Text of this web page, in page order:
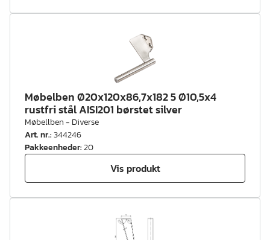
Møbelben Ø20x120x86,7x182 5 Ø10,5x4
rustfri stål AISI201 børstet silver
Møbellben - Diverse
Art. nr.:344246
Pakkeenheder:20
Vis produkt